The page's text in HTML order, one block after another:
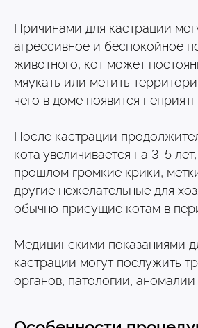
Причинами для кастрации
агрессивное и беспокойное
животного, кот может
мяукать или метить
чего в доме появится
После кастрации
кота увеличивается на 3-5
прошлом громкие крики,
другие нежелательные для
обычно присущие котам в
Медицинскими показаниями
кастрации могут послужить
органов, патологии,
«Мы для наших